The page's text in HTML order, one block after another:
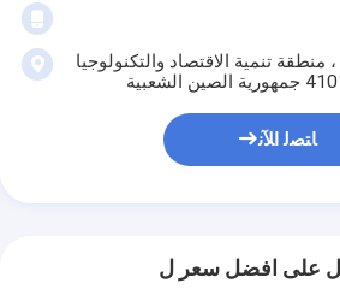
Depu Enterprise Park ، منطقة تنمية الاقتصاد والتكنولوجيا
ﺎﺘﺼﻟ ﺍﻶﻧ
على افضل سعر ل